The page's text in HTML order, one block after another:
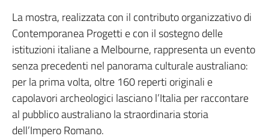
La mostra, realizzata con il contributo organizzativo di
Contemporanea Progetti e con il sostegno delle
istituzioni italiane a Melbourne, rappresenta un evento
senza precedenti nel panorama culturale australiano:
per la prima volta, oltre 160 reperti originali e
capolavori archeologici lasciano l’Italia per raccontare
al pubblico australiano la straordinaria storia
dell’Impero Romano.